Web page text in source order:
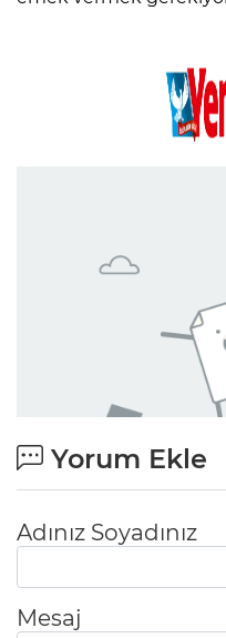
Yorum Ekle
Adınız Soyadınız
Mesaj